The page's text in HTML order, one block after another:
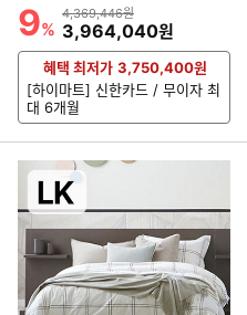
할인률
9%
상품금액
4,369,446원
할인금액
3,964,040원
혜택 최저가 3,750,400원
[하이마트] 신한카드 / 무이자 최
대 6개월